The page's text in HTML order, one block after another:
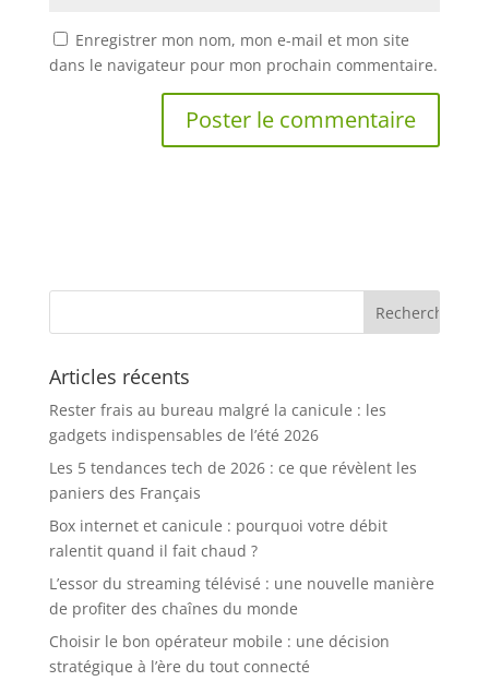
Enregistrer mon nom, mon e-mail et mon site
dans le navigateur pour mon prochain commentaire.
Articles récents
Rester frais au bureau malgré la canicule : les
gadgets indispensables de l’été 2026
Les 5 tendances tech de 2026 : ce que révèlent les
paniers des Français
Box internet et canicule : pourquoi votre débit
ralentit quand il fait chaud ?
L’essor du streaming télévisé : une nouvelle manière
de profiter des chaînes du monde
Choisir le bon opérateur mobile : une décision
stratégique à l’ère du tout connecté